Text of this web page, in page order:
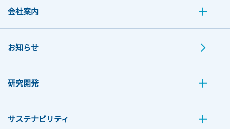
会社案内
お知らせ
研究開発
サステナビリティ